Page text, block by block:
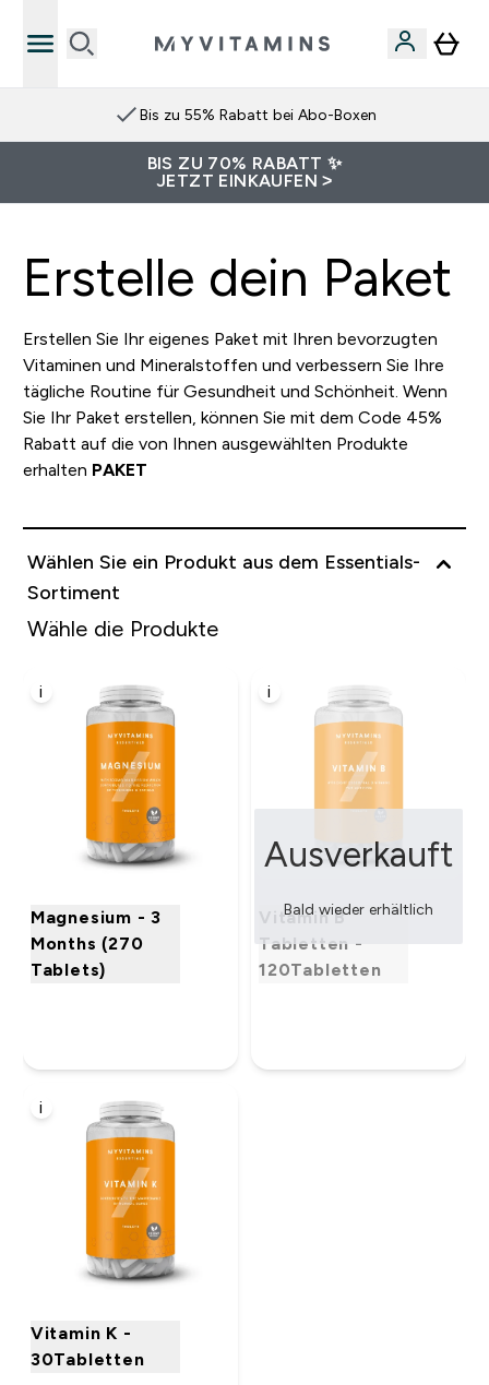
Bis zu 55% Rabatt bei Abo-Boxen
BIS ZU 70% RABATT ✨
JETZT EINKAUFEN >
Erstelle dein Paket
Erstellen Sie Ihr eigenes Paket mit Ihren bevorzugten
Vitaminen und Mineralstoffen und verbessern Sie Ihre
tägliche Routine für Gesundheit und Schönheit. Wenn
Sie Ihr Paket erstellen, können Sie mit dem Code 45%
Rabatt auf die von Ihnen ausgewählten Produkte
erhalten PAKET
Wählen Sie ein Produkt aus dem Essentials-
Sortiment
Wähle die Produkte
i
Magnesium - 3
Months (270
Tablets)
i
Vitamin B
Tabletten -
120Tabletten
Ausverkauft
Bald wieder erhältlich
i
Vitamin K -
30Tabletten